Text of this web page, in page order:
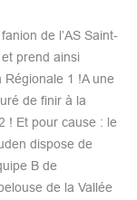
de l’AS Saint-
prend ainsi
Régionale 1 !A une
de finir à la
! Et pour cause : le
dispose de
B de
de la Vallée